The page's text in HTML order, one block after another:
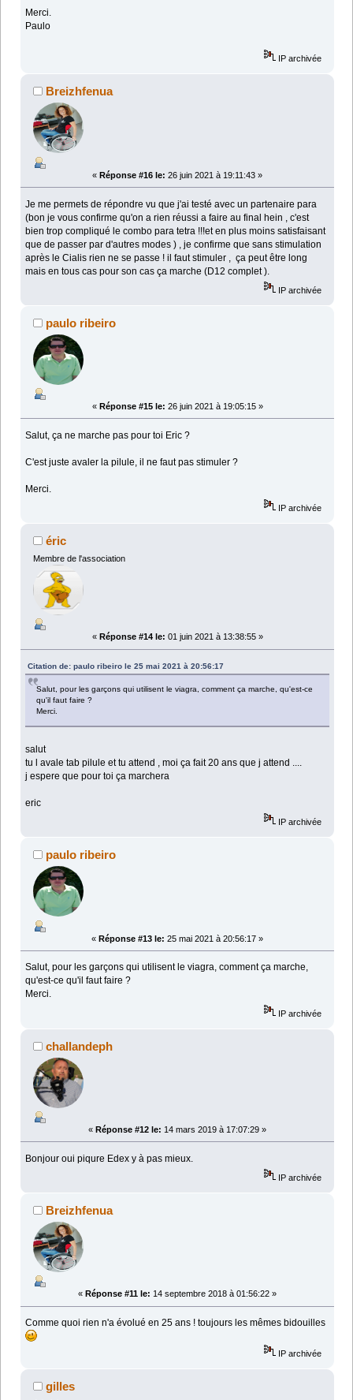
Merci.
Paulo
IP archivée
Breizhfenua
« Réponse #16 le: 26 juin 2021 à 19:11:43 »
Je me permets de répondre vu que j'ai testé avec un partenaire para
(bon je vous confirme qu'on a rien réussi a faire au final hein , c'est
bien trop compliqué le combo para tetra !!!et en plus moins satisfaisant
que de passer par d'autres modes ) , je confirme que sans stimulation
après le Cialis rien ne se passe ! il faut stimuler , ça peut être long
mais en tous cas pour son cas ça marche (D12 complet ).
IP archivée
paulo ribeiro
« Réponse #15 le: 26 juin 2021 à 19:05:15 »
Salut, ça ne marche pas pour toi Eric ?
C'est juste avaler la pilule, il ne faut pas stimuler ?
Merci.
IP archivée
éric
Membre de l'association
« Réponse #14 le: 01 juin 2021 à 13:38:55 »
Citation de: paulo ribeiro le 25 mai 2021 à 20:56:17
Salut, pour les garçons qui utilisent le viagra, comment ça marche, qu'est-ce
qu'il faut faire ?
Merci.
salut
tu l avale tab pilule et tu attend , moi ça fait 20 ans que j attend ....
j espere que pour toi ça marchera
eric
IP archivée
paulo ribeiro
« Réponse #13 le: 25 mai 2021 à 20:56:17 »
Salut, pour les garçons qui utilisent le viagra, comment ça marche,
qu'est-ce qu'il faut faire ?
Merci.
IP archivée
challandeph
« Réponse #12 le: 14 mars 2019 à 17:07:29 »
Bonjour oui piqure Edex y à pas mieux.
IP archivée
Breizhfenua
« Réponse #11 le: 14 septembre 2018 à 01:56:22 »
Comme quoi rien n'a évolué en 25 ans ! toujours les mêmes bidouilles
IP archivée
gilles